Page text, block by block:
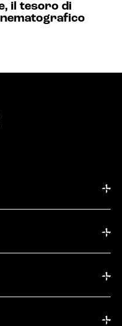
il tesoro di